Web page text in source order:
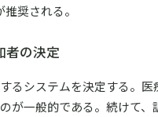
奨される。
者の決定
るシステムを決定する。
が一般的である。続けて